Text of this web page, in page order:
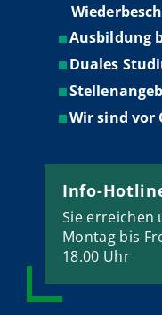
Ausbildung
Duales
Wir sind vor
Info-
Sie erreichen
Montag bis
18.00 Uhr